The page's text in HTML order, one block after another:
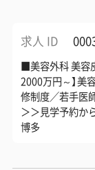
求人 ID
■美容外科 美容
2000万円～】美
修制度／若手医
＞＞見学予約か
博多